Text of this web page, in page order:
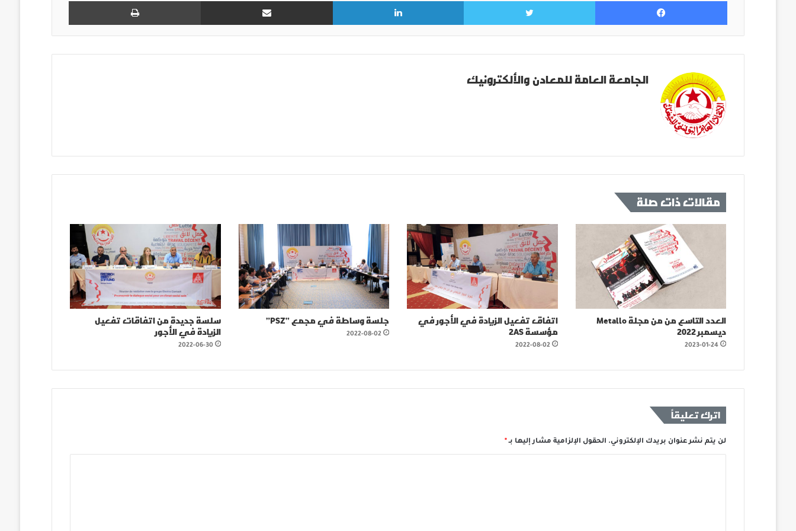
الجامعة العامة للمعادن والألكترونيك
مقالات ذات صلة
العدد التاسع من من مجلة Metallo
ديسمبر 2022
2023-01-24
اتفاق تفعيل الزيادة في الأجور في
مؤسسة 2AS
2022-08-02
جلسة وساطة في مجمع “PSZ”
2022-08-02
سلسة جديدة من اتفاقات تفعيل
الزيادة في الأجور
2022-06-30
اترك تعليقاً
لن يتم نشر عنوان بريدك الإلكتروني. الحقول الإلزامية مشار إليها بـ *